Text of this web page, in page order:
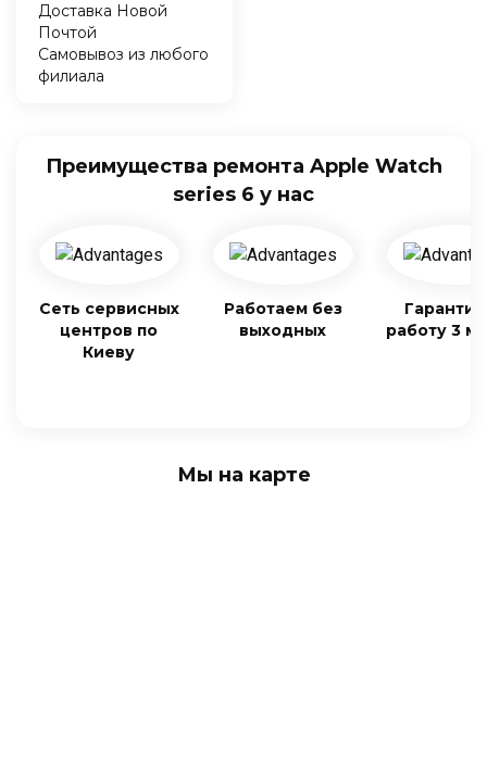
Доставка Новой
Почтой
Самовывоз из любого
филиала
Преимущества ремонта Apple Watch
series 6 у нас
Сеть сервисных
центров по
Киеву
Работаем без
выходных
работу 3
Мы на карте